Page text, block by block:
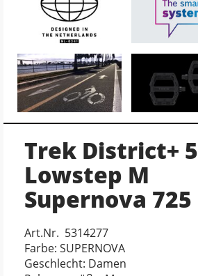
Trek District+ 5
Lowstep M
Supernova 725
Art.Nr. 5314277
Farbe: SUPERNOVA
Geschlecht: Damen